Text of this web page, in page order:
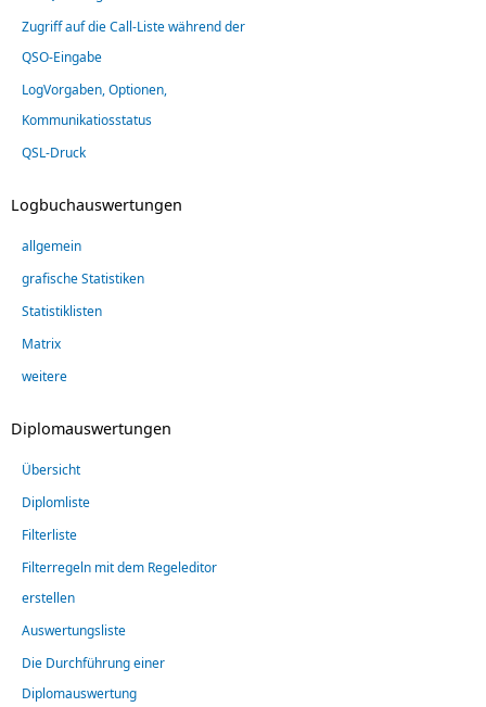
Zugriff auf die Call-Liste während der
QSO-Eingabe
LogVorgaben, Optionen,
Kommunikatiosstatus
QSL-Druck
Logbuchauswertungen
allgemein
grafische Statistiken
Statistiklisten
Matrix
weitere
Diplomauswertungen
Übersicht
Diplomliste
Filterliste
Filterregeln mit dem Regeleditor
erstellen
Auswertungsliste
Die Durchführung einer
Diplomauswertung